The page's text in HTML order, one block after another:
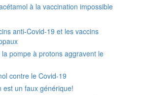
à la vaccination impossible
anti-Covid-19 et les vaccins
pompe à protons aggravent le
contre le Covid-19
est un faux générique!